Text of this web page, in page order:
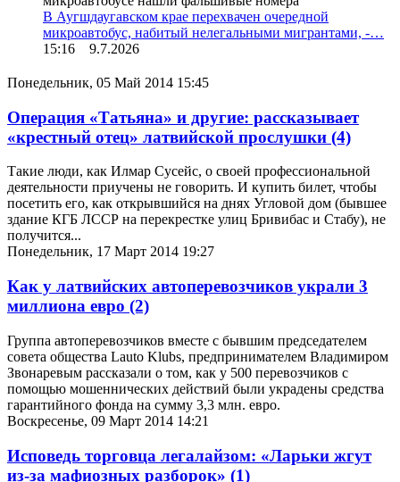
В Аугшдаугавском крае перехвачен очередной
микроавтобус, набитый нелегальными мигрантами, -…
15:16 9.7.2026
Понедельник, 05 Май 2014 15:45
Операция «Татьяна» и другие: рассказывает
«крестный отец» латвийской прослушки (4)
Такие люди, как Илмар Сусейс, о своей профессиональной
деятельности приучены не говорить. И купить билет, чтобы
посетить его, как открывшийся на днях Угловой дом (бывшее
здание КГБ ЛССР на перекрестке улиц Бривибас и Стабу), не
получится...
Понедельник, 17 Март 2014 19:27
Как у латвийских автоперевозчиков украли 3
миллиона евро (2)
Группа автоперевозчиков вместе с бывшим председателем
совета общества Lauto Klubs, предпринимателем Владимиром
Звонаревым рассказали о том, как у 500 перевозчиков с
помощью мошеннических действий были украдены средства
гарантийного фонда на сумму 3,3 млн. евро.
Воскресенье, 09 Март 2014 14:21
Исповедь торговца легалайзом: «Ларьки жгут
из-за мафиозных разборок» (1)